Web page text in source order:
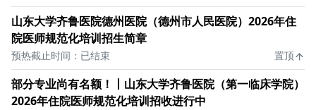
山东大学齐鲁医院德州医院（德州市人民医院）2026年住
院医师规范化培训招生简章
预热截止时间：已结束 置顶
部分专业尚有名额！丨山东大学齐鲁医院（第一临床学院）
2026年住院医师规范化培训招收进行中